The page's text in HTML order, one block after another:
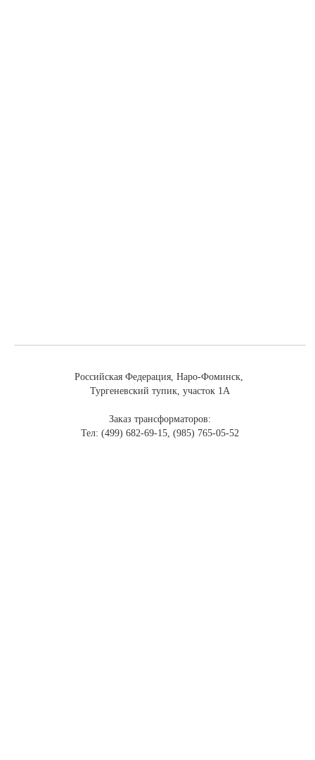
Российская Федерация, Наро-Фоминск,
Тургеневский тупик, участок 1А
Заказ трансформаторов:
Тел: (499) 682-69-15, (985) 765-05-52